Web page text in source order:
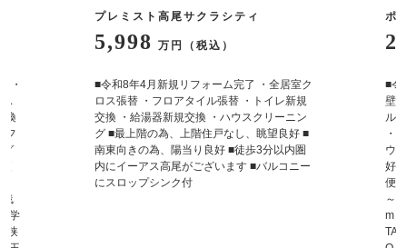
プレミスト高尾サクラシティ
5,998 万円（税込）
■令和8年4月新規リフォーム完了 ・全居室ク
ロス張替 ・フロアタイル張替 ・トイレ新規
交換 ・給湯器新規交換 ・ハウスクリーニン
グ ■最上階の為、上階住戸なし、眺望良好 ■
南東向きの為、陽当り良好 ■徒歩3分以内圏
内にイーアス高尾がございます ■バルコニー
にスロップシンク付
ポレ
■令和
壁・
ルト
・給
ウス
好 ■
便利
～ ・
m ・